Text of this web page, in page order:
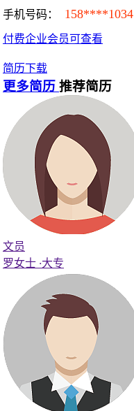
手机号码： 158****1034
付费企业会员可查看
简历下载
更多简历 推荐简历
文员
罗女士 ·大专